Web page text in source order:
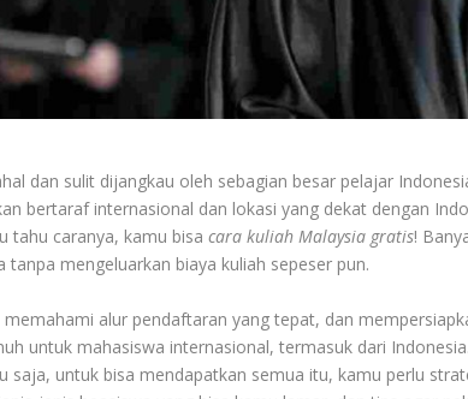
dan sulit dijangkau oleh sebagian besar pelajar
bertaraf internasional dan lokasi yang dekat dengan
tahu caranya, kamu bisacara kuliah Malaysia gratis!
mengeluarkan biaya kuliah sepeser pun.
alur pendaftaran yang tepat, dan
untuk mahasiswa internasional, termasuk dari
saja, untuk bisa mendapatkan semua itu, kamu perlu